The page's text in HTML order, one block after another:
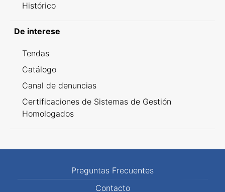
Histórico
De interese
Tendas
Catálogo
Canal de denuncias
Certificaciones de Sistemas de Gestión
Homologados
Preguntas Frecuentes
Contacto